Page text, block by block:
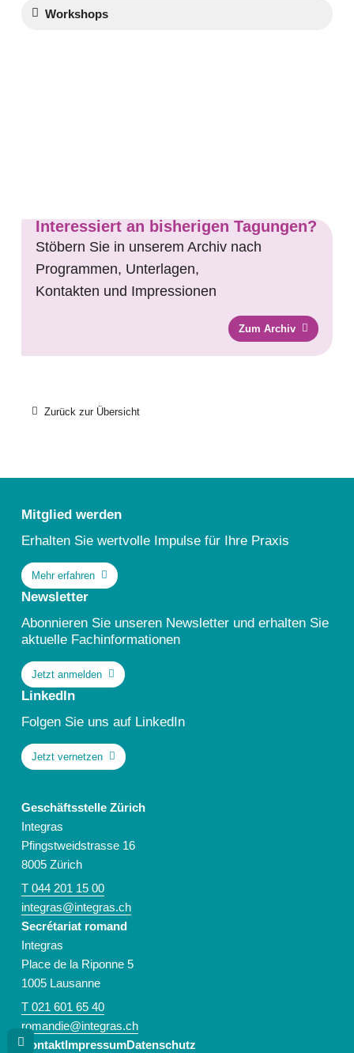
Workshops
Interessiert an bisherigen Tagungen?
Stöbern Sie in unserem Archiv nach
Programmen, Unterlagen,
Kontakten und Impressionen
Zum Archiv
Zurück zur Übersicht
KontaktMitglied werden
Erhalten Sie wertvolle Impulse für Ihre Praxis
Mehr erfahren
Newsletter
Abonnieren Sie unseren Newsletter und erhalten Sie
aktuelle Fachinformationen
Jetzt anmelden
LinkedIn
Folgen Sie uns auf LinkedIn
Jetzt vernetzen
Geschäftsstelle Zürich
Integras
Pfingstweidstrasse 16
8005 Zürich
T 044 201 15 00
integras@integras.ch
Secrétariat romand
Integras
Place de la Riponne 5
1005 Lausanne
T 021 601 65 40
romandie@integras.ch
KontaktImpressumDatenschutz